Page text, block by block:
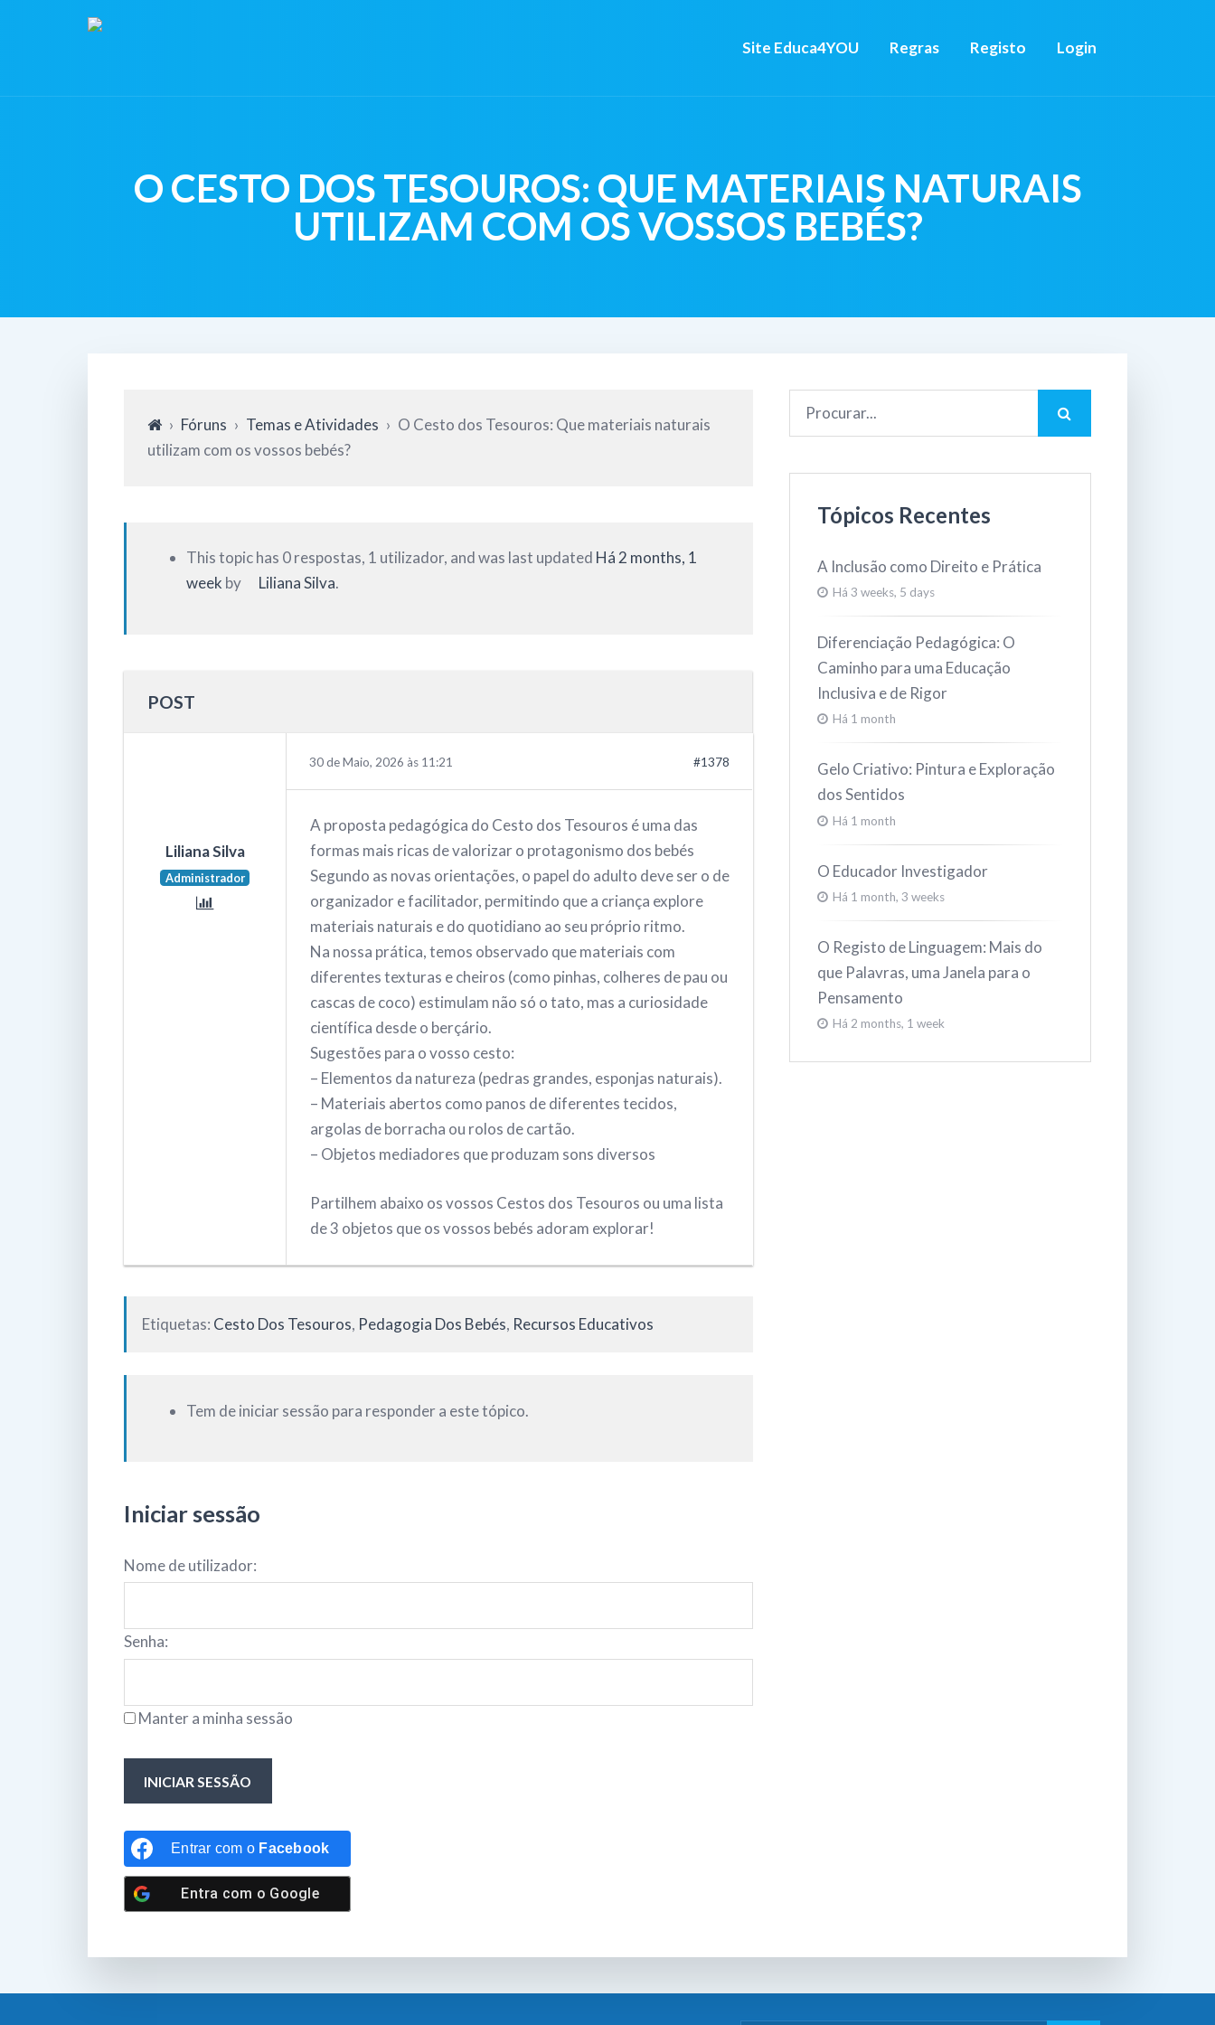
Site Educa4YOU Regras Registo Login
O CESTO DOS TESOUROS: QUE MATERIAIS NATURAIS
UTILIZAM COM OS VOSSOS BEBÉS?
› Fóruns › Temas e Atividades › O Cesto dos Tesouros: Que materiais naturais
utilizam com os vossos bebés?
This topic has 0 respostas, 1 utilizador, and was last updated Há 2 months, 1
week by Liliana Silva.
POST
Liliana Silva
Administrador
30 de Maio, 2026 às 11:21 #1378
A proposta pedagógica do Cesto dos Tesouros é uma das
formas mais ricas de valorizar o protagonismo dos bebés
Segundo as novas orientações, o papel do adulto deve ser o de
organizador e facilitador, permitindo que a criança explore
materiais naturais e do quotidiano ao seu próprio ritmo.
Na nossa prática, temos observado que materiais com
diferentes texturas e cheiros (como pinhas, colheres de pau ou
cascas de coco) estimulam não só o tato, mas a curiosidade
científica desde o berçário.
Sugestões para o vosso cesto:
– Elementos da natureza (pedras grandes, esponjas naturais).
– Materiais abertos como panos de diferentes tecidos,
argolas de borracha ou rolos de cartão.
– Objetos mediadores que produzam sons diversos
Partilhem abaixo os vossos Cestos dos Tesouros ou uma lista
de 3 objetos que os vossos bebés adoram explorar!
Etiquetas: Cesto Dos Tesouros, Pedagogia Dos Bebés, Recursos Educativos
Tem de iniciar sessão para responder a este tópico.
Iniciar sessão
Nome de utilizador:
Senha:
Manter a minha sessão
INICIAR SESSÃO
Entrar com o Facebook
Entra com o Google
Tópicos Recentes
A Inclusão como Direito e Prática
Há 3 weeks, 5 days
Diferenciação Pedagógica: O
Caminho para uma Educação
Inclusiva e de Rigor
Há 1 month
Gelo Criativo: Pintura e Exploração
dos Sentidos
Há 1 month
O Educador Investigador
Há 1 month, 3 weeks
O Registo de Linguagem: Mais do
que Palavras, uma Janela para o
Pensamento
Há 2 months, 1 week